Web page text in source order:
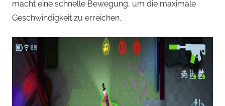
macht eine schnelle Bewegung, um die maximale
Geschwindigkeit zu erreichen.